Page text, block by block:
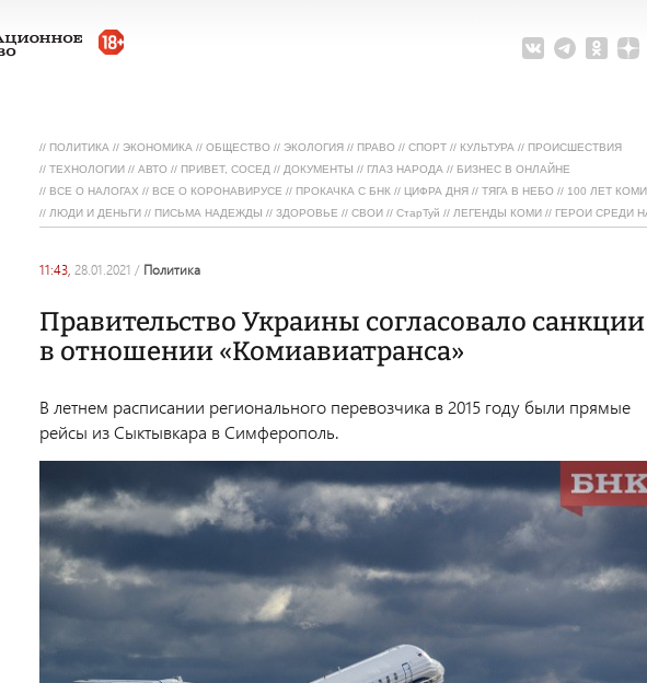
// ПОЛИТИКА // ЭКОНОМИКА // ОБЩЕСТВО // ЭКОЛОГИЯ // ПРАВО // СПОРТ // КУЛЬТУРА // ПРОИСШЕСТВИЯ
// ТЕХНОЛОГИИ // АВТО // ПРИВЕТ, СОСЕД // ДОКУМЕНТЫ // ГЛАЗ НАРОДА // БИЗНЕС В ОНЛАЙНЕ
// ВСЕ О НАЛОГАХ // ВСЕ О КОРОНАВИРУСЕ // ПРОКАЧКА С БНК // ЦИФРА ДНЯ // ТЯГА В НЕБО // 100 ЛЕТ КОМИ
// ЛЮДИ И ДЕНЬГИ // ПИСЬМА НАДЕЖДЫ // ЗДОРОВЬЕ // СВОИ // СтарТуй // ЛЕГЕНДЫ КОМИ // ГЕРОИ СРЕДИ
11:43, 28.01.2021 / политика
Правительство Украины согласовало санкции
в отношении «Комиавиатранса»
В летнем расписании регионального перевозчика в 2015 году были прямые
рейсы из Сыктывкара в Симферополь.